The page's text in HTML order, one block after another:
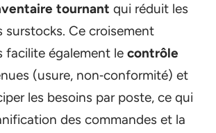
tournant qui réduit les
surstocks. Ce croisement
facilite également le contrôle
(usure, non‑conformité) et
les besoins par poste, ce qui
des commandes et la